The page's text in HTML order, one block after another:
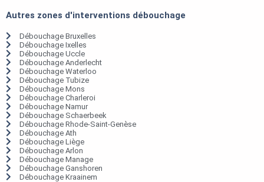
Autres zones d'interventions débouchage
Débouchage Bruxelles
Débouchage Ixelles
Débouchage Uccle
Débouchage Anderlecht
Débouchage Waterloo
Débouchage Tubize
Débouchage Mons
Débouchage Charleroi
Débouchage Namur
Débouchage Schaerbeek
Débouchage Rhode-Saint-Genèse
Débouchage Ath
Débouchage Liège
Débouchage Arlon
Débouchage Manage
Débouchage Ganshoren
Débouchage Kraainem